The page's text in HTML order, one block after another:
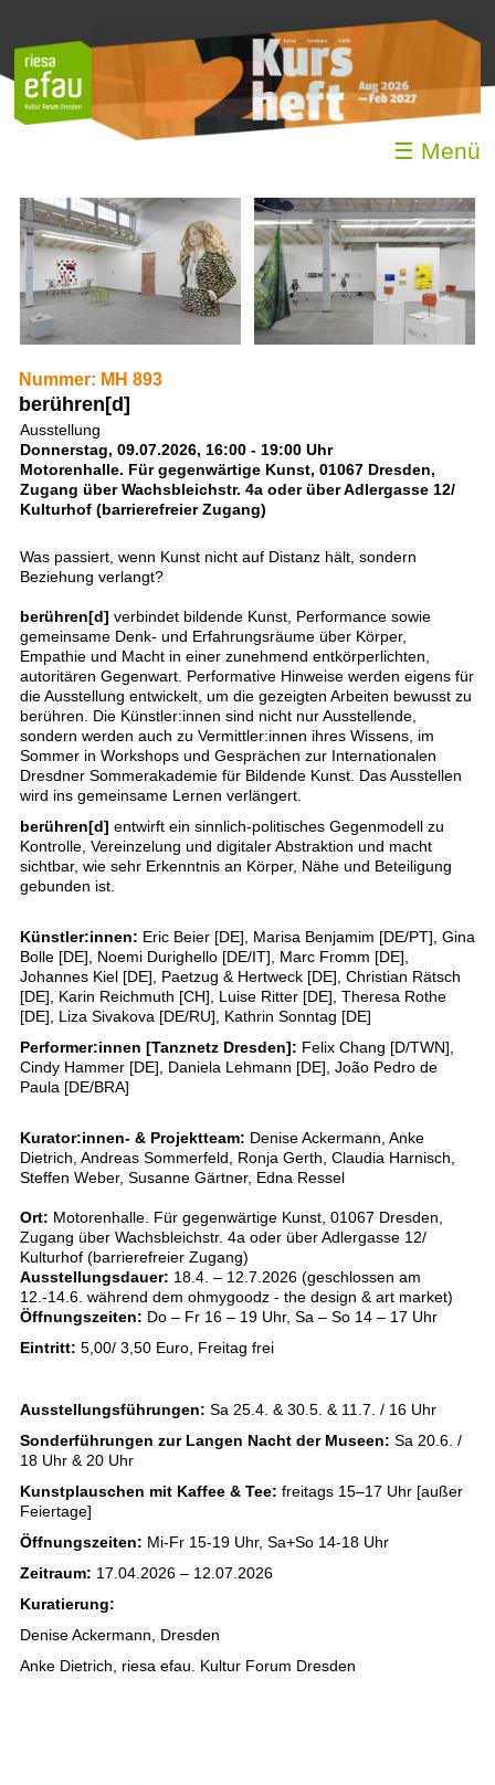
☰ Menü
Nummer: MH 893
berühren[d]
Ausstellung
Donnerstag, 09.07.2026, 16:00 - 19:00 Uhr
Motorenhalle. Für gegenwärtige Kunst, 01067 Dresden,
Zugang über Wachsbleichstr. 4a oder über Adlergasse 12/
Kulturhof (barrierefreier Zugang)
Was passiert, wenn Kunst nicht auf Distanz hält, sondern
Beziehung verlangt?
berühren[d] verbindet bildende Kunst, Performance sowie
gemeinsame Denk- und Erfahrungsräume über Körper,
Empathie und Macht in einer zunehmend entkörperlichten,
autoritären Gegenwart. Performative Hinweise werden eigens für
die Ausstellung entwickelt, um die gezeigten Arbeiten bewusst zu
berühren. Die Künstler:innen sind nicht nur Ausstellende,
sondern werden auch zu Vermittler:innen ihres Wissens, im
Sommer in Workshops und Gesprächen zur Internationalen
Dresdner Sommerakademie für Bildende Kunst. Das Ausstellen
wird ins gemeinsame Lernen verlängert.
berühren[d] entwirft ein sinnlich-politisches Gegenmodell zu
Kontrolle, Vereinzelung und digitaler Abstraktion und macht
sichtbar, wie sehr Erkenntnis an Körper, Nähe und Beteiligung
gebunden ist.
Künstler:innen: Eric Beier [DE], Marisa Benjamim [DE/PT], Gina
Bolle [DE], Noemi Durighello [DE/IT], Marc Fromm [DE],
Johannes Kiel [DE], Paetzug & Hertweck [DE], Christian Rätsch
[DE], Karin Reichmuth [CH], Luise Ritter [DE], Theresa Rothe
[DE], Liza Sivakova [DE/RU], Kathrin Sonntag [DE]
Performer:innen [Tanznetz Dresden]: Felix Chang [D/TWN],
Cindy Hammer [DE], Daniela Lehmann [DE], João Pedro de
Paula [DE/BRA]
Kurator:innen- & Projektteam: Denise Ackermann, Anke
Dietrich, Andreas Sommerfeld, Ronja Gerth, Claudia Harnisch,
Steffen Weber, Susanne Gärtner, Edna Ressel
Ort: Motorenhalle. Für gegenwärtige Kunst, 01067 Dresden,
Zugang über Wachsbleichstr. 4a oder über Adlergasse 12/
Kulturhof (barrierefreier Zugang)
Ausstellungsdauer: 18.4. – 12.7.2026 (geschlossen am
12.-14.6. während dem ohmygoodz - the design & art market)
Öffnungszeiten: Do – Fr 16 – 19 Uhr, Sa – So 14 – 17 Uhr
Eintritt: 5,00/ 3,50 Euro, Freitag frei
Ausstellungsführungen: Sa 25.4. & 30.5. & 11.7. / 16 Uhr
Sonderführungen zur Langen Nacht der Museen: Sa 20.6. /
18 Uhr & 20 Uhr
Kunstplauschen mit Kaffee & Tee: freitags 15–17 Uhr [außer
Feiertage]
Öffnungszeiten: Mi-Fr 15-19 Uhr, Sa+So 14-18 Uhr
Zeitraum: 17.04.2026 – 12.07.2026
Kuratierung:
Denise Ackermann, Dresden
Anke Dietrich, riesa efau. Kultur Forum Dresden